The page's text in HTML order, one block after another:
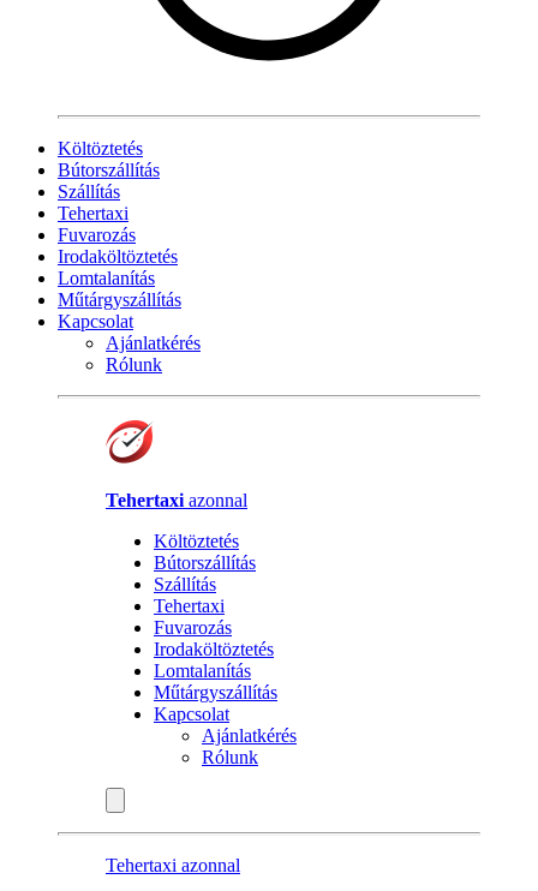
Költöztetés
Bútorszállítás
Szállítás
Tehertaxi
Fuvarozás
Irodaköltöztetés
Lomtalanítás
Műtárgyszállítás
Kapcsolat
Ajánlatkérés
Rólunk
Tehertaxi azonnal
Költöztetés
Bútorszállítás
Szállítás
Tehertaxi
Fuvarozás
Irodaköltöztetés
Lomtalanítás
Műtárgyszállítás
Kapcsolat
Ajánlatkérés
Rólunk
Tehertaxi azonnal